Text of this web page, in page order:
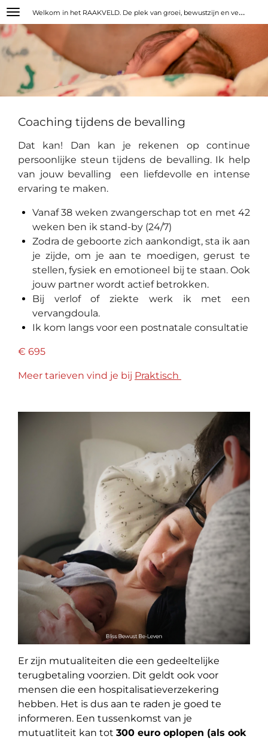
Ga
direct
naar
de
hoofdinhoud
W
elkom in het RAAKVELD. De plek van groei, bewustzijn en verbinding.
Coaching tijdens de bevalling
Dat kan! Dan kan je rekenen op continue
persoonlijke steun tijdens de bevalling. Ik help
van jouw bevalling een liefdevolle en intense
ervaring te maken.
Vanaf 38 weken zwangerschap tot en met 42
weken ben ik stand-by (24/7)
Zodra de geboorte zich aankondigt, sta ik aan
je zijde, om je aan te moedigen, gerust te
stellen, fysiek en emotioneel bij te staan. Ook
jouw partner wordt actief betrokken.
Bij verlof of ziekte werk ik met een
vervangdoula.
Ik kom langs voor een postnatale consultatie
€ 695
Meer tarieven vind je bij Praktisch
Er zijn mutualiteiten die een gedeeltelijke
terugbetaling voorzien. Dit geldt ook voor
mensen die een hospitalisatieverzekering
hebben. Het is dus aan te raden je goed te
informeren. Een tussenkomst van je
mutuatliteit kan tot 300 euro oplopen (als ook